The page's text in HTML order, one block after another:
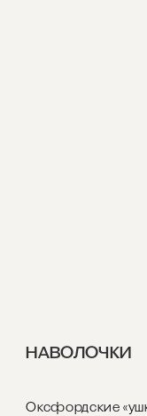
НАВОЛОЧКИ
Оксфордские